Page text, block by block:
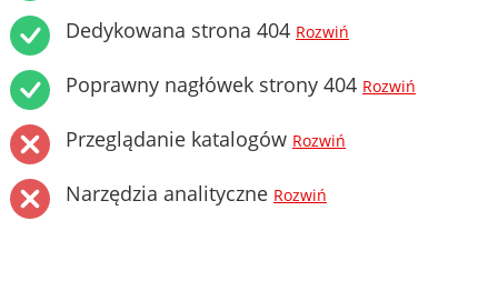
Dedykowana strona 404 Rozwiń
Poprawny nagłówek strony 404 Rozwiń
Przeglądanie katalogów Rozwiń
Narzędzia analityczne Rozwiń